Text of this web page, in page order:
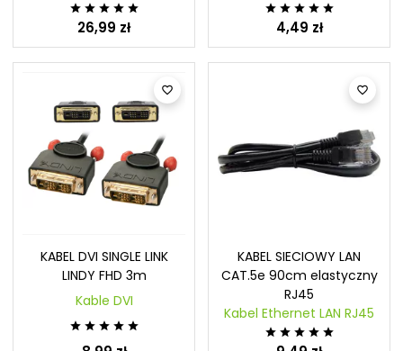
    
26,99 zł
    
4,49 zł

KABEL DVI SINGLE LINK
LINDY FHD 3m
Kable DVI
    

KABEL SIECIOWY LAN
CAT.5e 90cm elastyczny
RJ45
Kabel Ethernet LAN RJ45
    